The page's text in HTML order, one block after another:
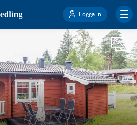
Logga in